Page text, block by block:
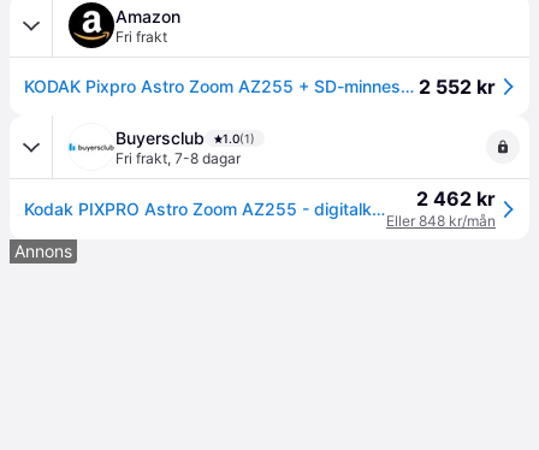
Amazon
Fri frakt
KODAK Pixpro Astro Zoom AZ255 + SD-minneskort 32 GB – digital brokamera 16 MP 25 x zoom video HD 1080p vidvinkel 24 mm LCD-skärm 3 AA-batteri – vit 2 552 kr
Buyersclub 1.0(1)
Fri frakt, 7-8 dagar
Kodak PIXPRO Astro Zoom AZ255 - digitalkamera 2 462 kr
Eller 848 kr/mån
Annons